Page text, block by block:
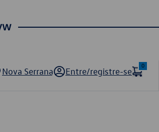
Nova Serrana Entre/registre-se
0